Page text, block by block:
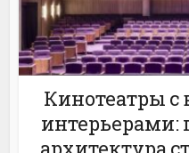
Кинотеатры
интерьерами: